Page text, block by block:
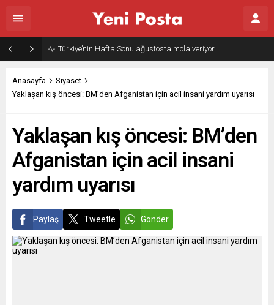
Türkiye’nin Hafta Sonu ağustosta mola veriyor
Anasayfa
Siyaset
Yaklaşan kış öncesi: BM’den Afganistan için acil insani yardım uyarısı
Yaklaşan kış öncesi: BM’den
Afganistan için acil insani
yardım uyarısı
Paylaş Tweetle Gönder